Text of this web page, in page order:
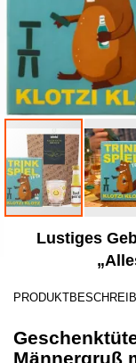
Lustiges
Männergruß